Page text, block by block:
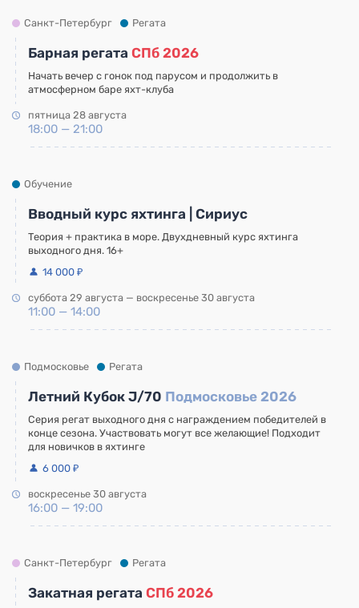
Санкт-Петербург Регата
Барная регата СПб 2026
Начать вечер с гонок под парусом и продолжить в
атмосферном баре яхт-клуба
пятница 28 августа
18:00 — 21:00
Обучение
Вводный курс яхтинга | Сириус
Теория + практика в море. Двухдневный курс яхтинга
выходного дня. 16+
14 000 ₽
суббота 29 августа — воскресенье 30 августа
11:00 — 14:00
Подмосковье Регата
Летний Кубок J/70 Подмосковье 2026
Серия регат выходного дня с награждением победителей в
конце сезона. Участвовать могут все желающие! Подходит
для новичков в яхтинге
6 000 ₽
воскресенье 30 августа
16:00 — 19:00
Санкт-Петербург Регата
Закатная регата СПб 2026